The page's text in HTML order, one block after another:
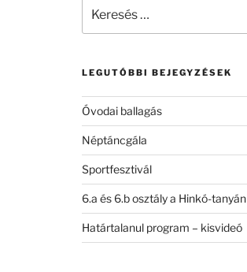
következő
LEGUTÓBBI BEJEGYZÉSEK
Óvodai ballagás
Néptáncgála
Sportfesztivál
6.a és 6.b osztály a Hinkó-tanyán
Határtalanul program – kisvideó